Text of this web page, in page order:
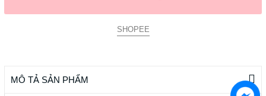
SHOPEE
MÔ TẢ SẢN PHẨM